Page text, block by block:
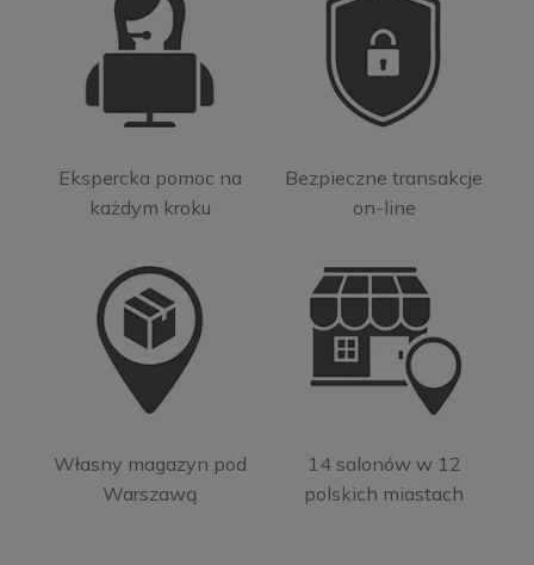
Ekspercka pomoc na
każdym kroku
Bezpieczne transakcje
on-line
Własny magazyn pod
Warszawą
14 salonów w 12
polskich miastach